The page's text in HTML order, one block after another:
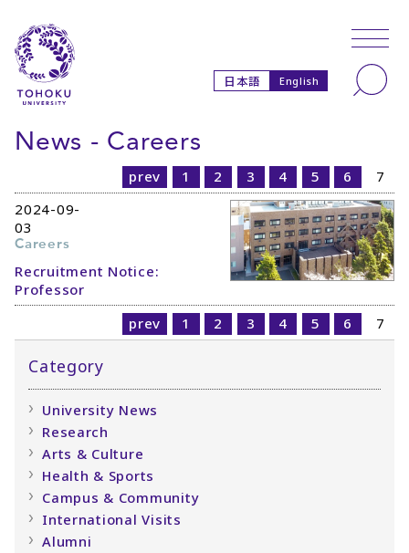
日本語 English
News - Careers
prev 1 2 3 4 5 6
7
2024-09-
03
Careers
Recruitment Notice:
Professor
prev
1 2 3 4 5 6 7
Category
University News
Research
Arts & Culture
Health & Sports
Campus & Community
International Visits
Alumni